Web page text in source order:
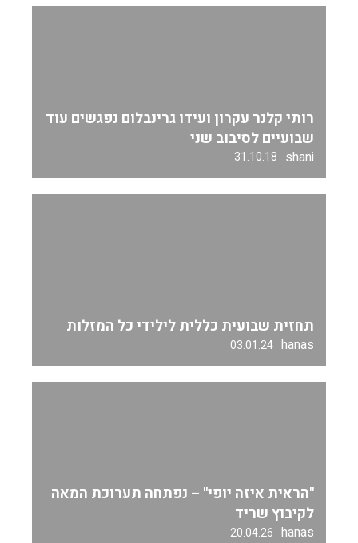
רותי קלנר עקרון ועידו גרינבלום נפגשים עוד
שבועיים לסיבוב שני
shani
31.10.18
תחזית שבועית כללית לילידי כל המזלות
hanas
03.01.24
"הראית איזה יופי" – נפתחה תערוכת המאה
לקיבוץ שריד
hanas
20.04.26